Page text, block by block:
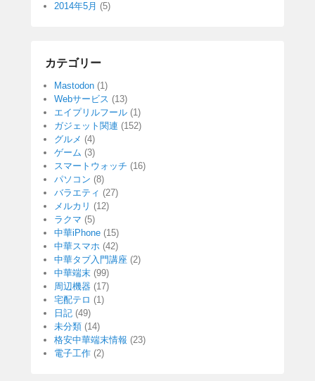
2014年5月 (5)
カテゴリー
Mastodon (1)
Webサービス (13)
エイプリルフール (1)
ガジェット関連 (152)
グルメ (4)
ゲーム (3)
スマートウォッチ (16)
パソコン (8)
バラエティ (27)
メルカリ (12)
ラクマ (5)
中華iPhone (15)
中華スマホ (42)
中華タブ入門講座 (2)
中華端末 (99)
周辺機器 (17)
宅配テロ (1)
日記 (49)
未分類 (14)
格安中華端末情報 (23)
電子工作 (2)